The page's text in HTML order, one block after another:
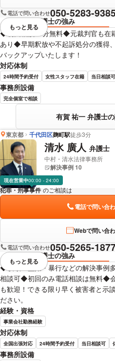
電話で問い合わせ050-5283-
弁護士の強み
◆初回相談30分無料◆元裁判官も在
あり◆早期釈放や不起訴処分の獲得
バックアップいたします！
対応体制
24時間予約受付 女性スタッフ在籍 当日相談可
事務所設備
完全個室で相談
有賀 祐一 弁護士
視覚的に省略されている要素を
もっと見る
東京都 千代田区麹町駅徒歩3分
清水 廣人 弁護士
中村・清水法律事務所
解決事例 10
現在営業中00:00 - 24:00
犯罪・刑事事件 のご相談は
電話で問い合
Webで問い合
電話で問い合わせ050-5265-
弁護士の強み
◆横領・盗撮・暴行などの解決事例
相談可◆初回のみ電話相談は無料◆
も歓迎！できる限り早く被害者と示
ださい。
経験・資格
事業会社勤務経験
対応体制
全国出張対応 24時間予約受付 当日相談可
事務所設備
視覚的に省略されている要素を
もっと見る